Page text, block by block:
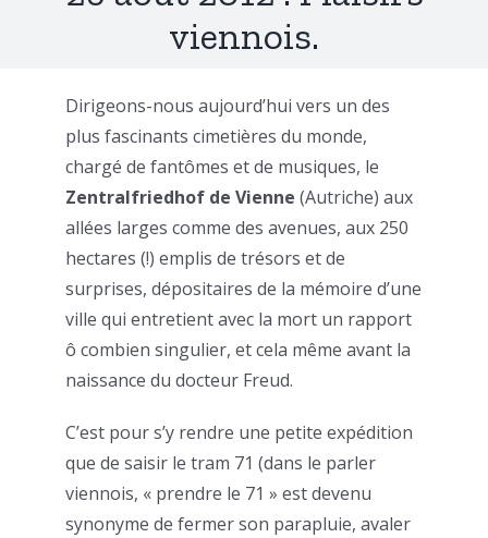
viennois.
Dirigeons-nous aujourd’hui vers un des
plus fascinants cimetières du monde,
chargé de fantômes et de musiques, le
Zentralfriedhof de Vienne (Autriche) aux
allées larges comme des avenues, aux 250
hectares (!) emplis de trésors et de
surprises, dépositaires de la mémoire d’une
ville qui entretient avec la mort un rapport
ô combien singulier, et cela même avant la
naissance du docteur Freud.
C’est pour s’y rendre une petite expédition
que de saisir le tram 71 (dans le parler
viennois, « prendre le 71 » est devenu
synonyme de fermer son parapluie, avaler